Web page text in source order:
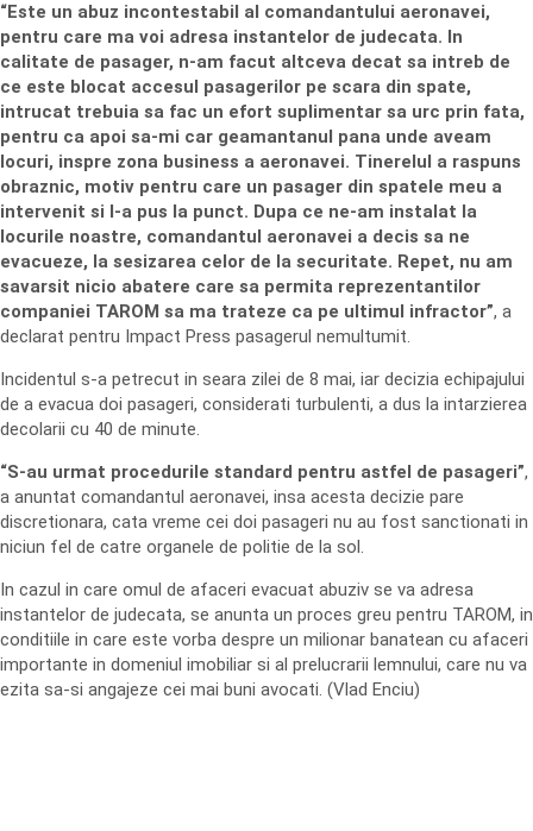
“Este un abuz incontestabil al comandantului aeronavei,
pentru care ma voi adresa instantelor de judecata. In
calitate de pasager, n-am facut altceva decat sa intreb de
ce este blocat accesul pasagerilor pe scara din spate,
intrucat trebuia sa fac un efort suplimentar sa urc prin fata,
pentru ca apoi sa-mi car geamantanul pana unde aveam
locuri, inspre zona business a aeronavei. Tinerelul a raspuns
obraznic, motiv pentru care un pasager din spatele meu a
intervenit si l-a pus la punct. Dupa ce ne-am instalat la
locurile noastre, comandantul aeronavei a decis sa ne
evacueze, la sesizarea celor de la securitate. Repet, nu am
savarsit nicio abatere care sa permita reprezentantilor
companiei TAROM sa ma trateze ca pe ultimul infractor”, a
declarat pentru Impact Press pasagerul nemultumit.
Incidentul s-a petrecut in seara zilei de 8 mai, iar decizia echipajului
de a evacua doi pasageri, considerati turbulenti, a dus la intarzierea
decolarii cu 40 de minute.
“S-au urmat procedurile standard pentru astfel de pasageri”,
a anuntat comandantul aeronavei, insa acesta decizie pare
discretionara, cata vreme cei doi pasageri nu au fost sanctionati in
niciun fel de catre organele de politie de la sol.
In cazul in care omul de afaceri evacuat abuziv se va adresa
instantelor de judecata, se anunta un proces greu pentru TAROM, in
conditiile in care este vorba despre un milionar banatean cu afaceri
importante in domeniul imobiliar si al prelucrarii lemnului, care nu va
ezita sa-si angajeze cei mai buni avocati. (Vlad Enciu)